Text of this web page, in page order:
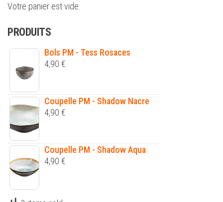
Votre panier est vide.
PRODUITS
Bols PM - Tess Rosaces
4,90 €
Coupelle PM - Shadow Nacre
4,90 €
Coupelle PM - Shadow Aqua
4,90 €